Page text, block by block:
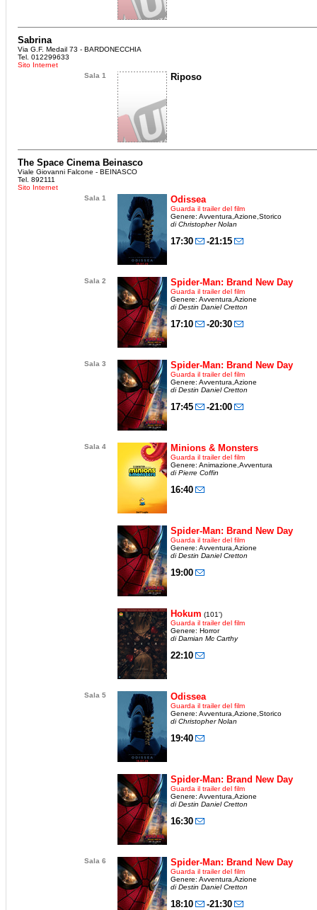
Sabrina
Via G.F. Medail 73 - BARDONECCHIA
Tel. 012299633
Sito Internet
Sala 1
Riposo
The Space Cinema Beinasco
Viale Giovanni Falcone - BEINASCO
Tel. 892111
Sito Internet
Sala 1
Odissea
Guarda il trailer del film
Genere: Avventura,Azione,Storico
di Christopher Nolan
17:30 -21:15
Sala 2 Spider-Man: Brand New Day
Guarda il trailer del film
Genere: Avventura,Azione
di Destin Daniel Cretton
17:10 -20:30
Sala 3 Spider-Man: Brand New Day
Guarda il trailer del film
Genere: Avventura,Azione
di Destin Daniel Cretton
17:45 -21:00
Sala 4 Minions & Monsters
Guarda il trailer del film
Genere: Animazione,Avventura
di Pierre Coffin
16:40
Spider-Man: Brand New Day
Guarda il trailer del film
Genere: Avventura,Azione
di Destin Daniel Cretton
19:00
Hokum (101')
Guarda il trailer del film
Genere: Horror
di Damian Mc Carthy
22:10
Sala 5 Odissea
Guarda il trailer del film
Genere: Avventura,Azione,Storico
di Christopher Nolan
19:40
Spider-Man: Brand New Day
Guarda il trailer del film
Genere: Avventura,Azione
di Destin Daniel Cretton
16:30
Sala 6 Spider-Man: Brand New Day
Guarda il trailer del film
Genere: Avventura,Azione
di Destin Daniel Cretton
18:10 -21:30